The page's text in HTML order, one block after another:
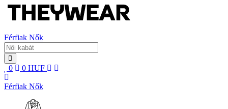
Férfiak Nők
0 0 HUF
Férfiak Nők